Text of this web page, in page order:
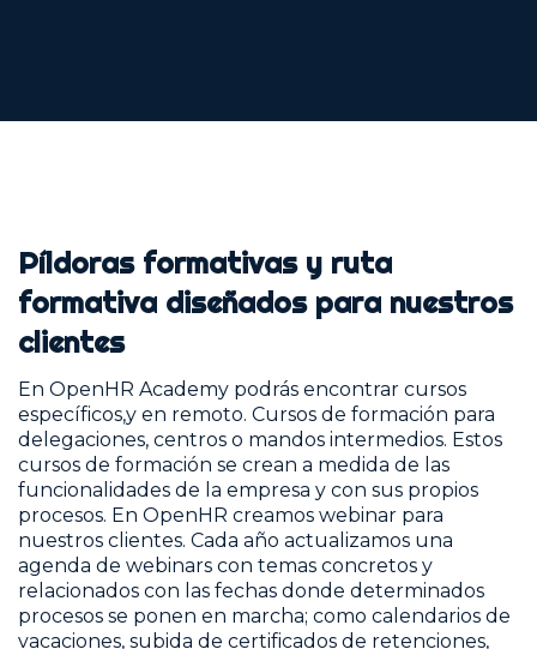
Píldoras formativas y ruta
formativa diseñados para nuestros
clientes
En OpenHR Academy podrás encontrar cursos
específicos,y en remoto. Cursos de formación para
delegaciones, centros o mandos intermedios. Estos
cursos de formación se crean a medida de las
funcionalidades de la empresa y con sus propios
procesos. En OpenHR creamos webinar para
nuestros clientes. Cada año actualizamos una
agenda de webinars con temas concretos y
relacionados con las fechas donde determinados
procesos se ponen en marcha; como calendarios de
vacaciones, subida de certificados de retenciones,